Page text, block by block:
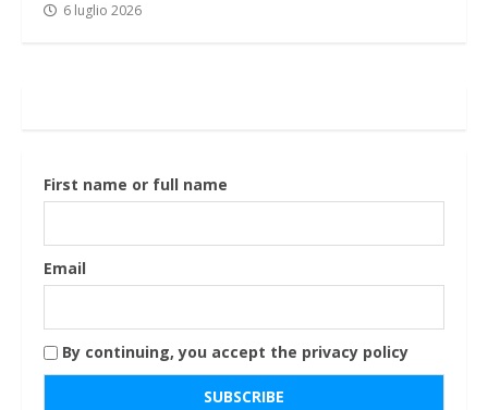
6 luglio 2026
First name or full name
Email
By continuing, you accept the privacy policy